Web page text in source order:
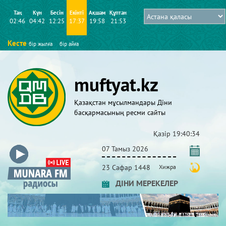
Таң
02:46
Күн
04:42
Бесін
12:25
Екінті
17:37
Ақшам
19:58
Құптан
21:53
Кесте бір жылға бір айға
muftyat.kz
Қазақстан мұсылмандары Діни
басқармасының ресми сайты
Қазір 19:40:35
07 Тамыз 2026
23 Сафар 1448 Хижра
ДІНИ МЕРЕКЕЛЕР